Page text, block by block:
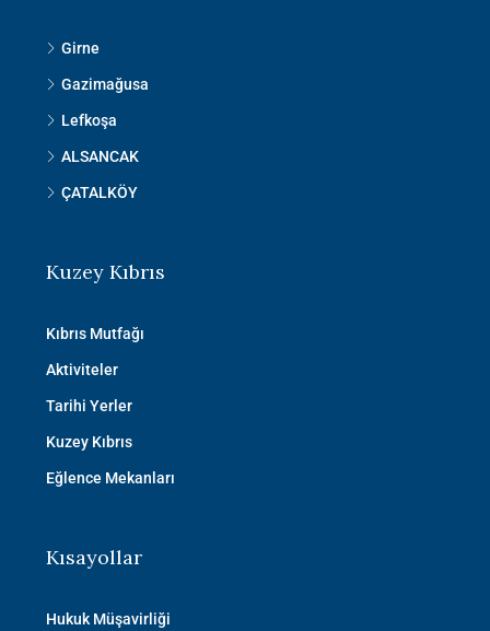
Girne
Gazimağusa
Lefkoşa
ALSANCAK
ÇATALKÖY
Kuzey Kıbrıs
Kıbrıs Mutfağı
Aktiviteler
Tarihi Yerler
Kuzey Kıbrıs
Eğlence Mekanları
Kısayollar
Hukuk Müşavirliği